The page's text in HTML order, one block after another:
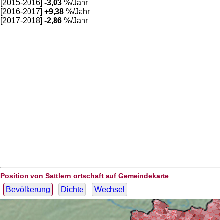
[2015-2016] -3,03 %/Jahr
[2016-2017] +9,38 %/Jahr
[2017-2018] -2,86 %/Jahr
Position von Sattlern ortschaft auf Gemeindekarte
Bevölkerung Dichte Wechsel